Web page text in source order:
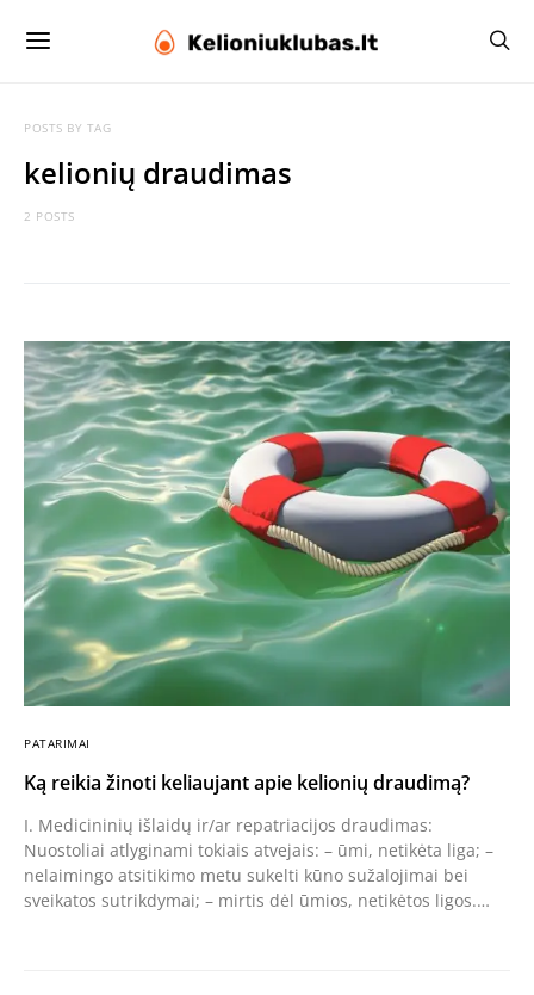
POSTS BY TAG
kelionių draudimas
2 POSTS
PATARIMAI
Ką reikia žinoti keliaujant apie kelionių draudimą?
I. Medicininių išlaidų ir/ar repatriacijos draudimas:
Nuostoliai atlyginami tokiais atvejais: – ūmi, netikėta liga; –
nelaimingo atsitikimo metu sukelti kūno sužalojimai bei
sveikatos sutrikdymai; – mirtis dėl ūmios, netikėtos ligos.…